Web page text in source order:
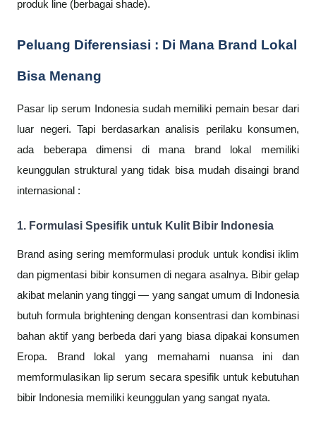
produk line (berbagai shade).
Peluang Diferensiasi : Di Mana Brand Lokal
Bisa Menang
Pasar lip serum Indonesia sudah memiliki pemain besar dari
luar negeri. Tapi berdasarkan analisis perilaku konsumen,
ada beberapa dimensi di mana brand lokal memiliki
keunggulan struktural yang tidak bisa mudah disaingi brand
internasional :
1. Formulasi Spesifik untuk Kulit Bibir Indonesia
Brand asing sering memformulasi produk untuk kondisi iklim
dan pigmentasi bibir konsumen di negara asalnya. Bibir gelap
akibat melanin yang tinggi — yang sangat umum di Indonesia
butuh formula brightening dengan konsentrasi dan kombinasi
bahan aktif yang berbeda dari yang biasa dipakai konsumen
Eropa. Brand lokal yang memahami nuansa ini dan
memformulasikan lip serum secara spesifik untuk kebutuhan
bibir Indonesia memiliki keunggulan yang sangat nyata.